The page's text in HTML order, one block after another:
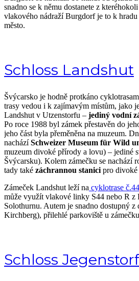
snadno se k němu dostanete z
vlakového nádraží Burgdorf je to k hradu
město.
Schloss Landshut
Švýcarsko je hodně protkáno
trasy vedou i k zajímavým místům, jako
Landshut v Utzenstorfu – jediný vodní
Po roce 1988 byl zámek přestavěn do
jeho část byla přeměněna na muzeum.
nacházíSchweizer Museum für Wild
muzeum divoké přírody a lovu) – jediné
Švýcarsku). Kolem zámečku se nachází
tady také záchrannou stanici pro divoké
Zámeček Landshut leží na cyklotrase
může využít vlakové linky S44 nebo R z
Solothurnu. Autem je snadno dostupný z
Kirchberg), přilehlé parkoviště u
Schloss Jegenstorf